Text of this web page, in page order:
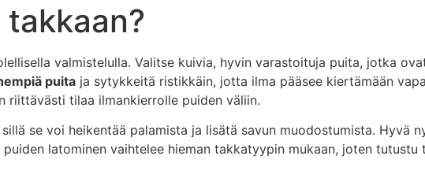
valmistelulla. Valitse kuivia, hyvin varastoituja puita, jotka
puita ja sytykkeitä ristikkäin, jotta ilma pääsee kiertämään
riittävästi tilaa ilmankierrolle puiden väliin.
se voi heikentää palamista ja lisätä savun muodostumista. Hyvä
latominen vaihtelee hieman takkatyypin mukaan, joten tutustu